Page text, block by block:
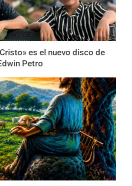
es el nuevo disco de
Petro